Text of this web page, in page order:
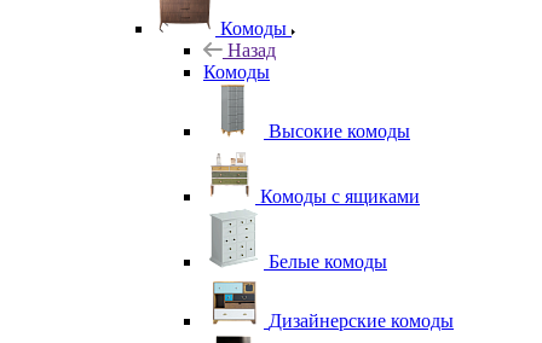
Комоды
Назад
Комоды
Высокие комоды
Комоды с ящиками
Белые комоды
Дизайнерские комоды